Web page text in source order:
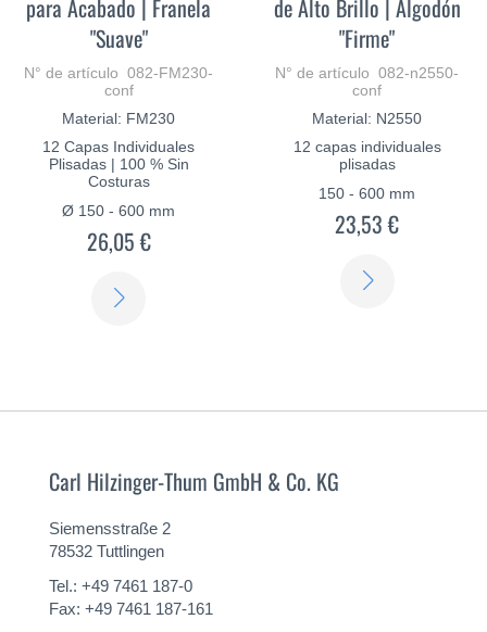
para Acabado | Franela
"Suave"
N° de artículo 082-FM230-
conf
Material: FM230
12 Capas Individuales
Plisadas | 100 % Sin
Costuras
Ø 150 - 600 mm
26,05 €
de Alto Brillo | Algodón
"Firme"
N° de artículo 082-n2550-
conf
Material: N2550
12 capas individuales
plisadas
150 - 600 mm
23,53 €
Carl Hilzinger-Thum GmbH & Co. KG
Siemensstraße 2
78532 Tuttlingen
Tel.: +49 7461 187-0
Fax: +49 7461 187-161